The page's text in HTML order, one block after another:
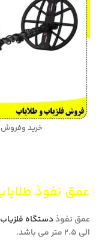
خرید وفروش
عمق نفوذ
عمق نفوذدستگاه فلزیاب Manticore
الی 2.5 متر می باشد.